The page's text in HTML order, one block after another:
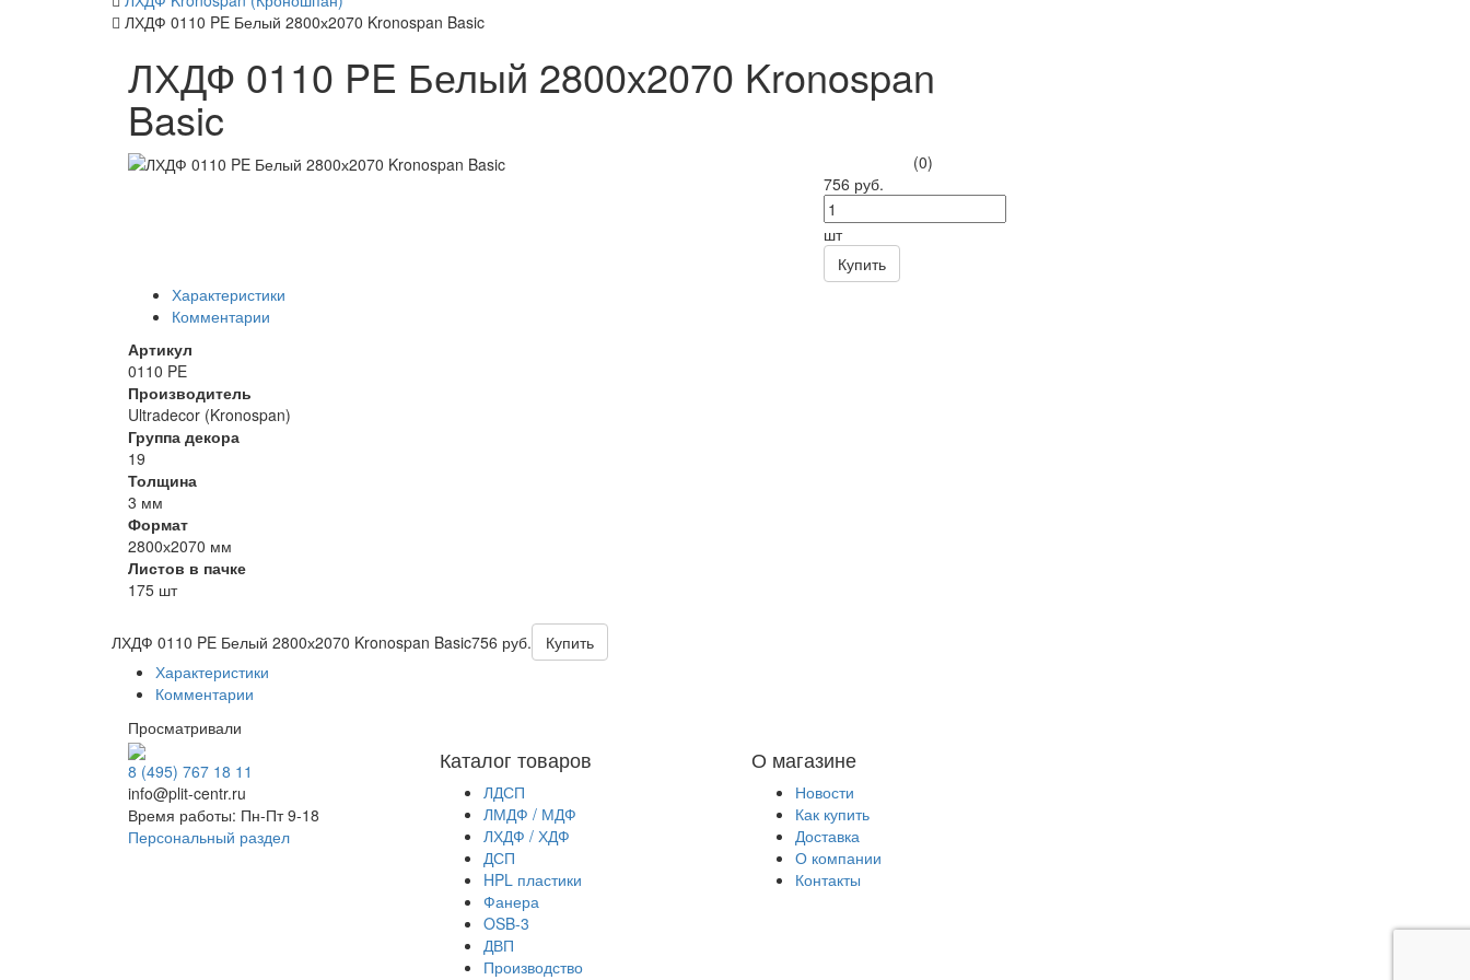
ЛХДФ 0110 PE Белый 2800х2070 Kronospan Basic
ЛХДФ 0110 PE Белый 2800х2070 Kronospan
Basic
(0)
756 руб.
шт
Купить
Характеристики
Комментарии
Артикул
0110 PE
Производитель
Ultradecor (Kronospan)
Группа декора
19
Толщина
3 мм
Формат
2800х2070 мм
Листов в пачке
175 шт
ЛХДФ 0110 PE Белый 2800х2070 Kronospan Basic756 руб.
Купить
Характеристики
Комментарии
Просматривали
О магазине
Новости
Как купить
Доставка
О компании
Контакты
Каталог товаров
ЛДСП
ЛМДФ / МДФ
ЛХДФ / ХДФ
ДСП
HPL пластики
Фанера
OSB-3
ДВП
Производство
8 (495) 767 18 11
info@plit-centr.ru
Время работы: Пн-Пт 9-18
Персональный раздел